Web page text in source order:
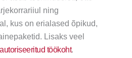
ning
kus on erialased õpikud,
Lisaks veel
autoriseeritud töökoht.